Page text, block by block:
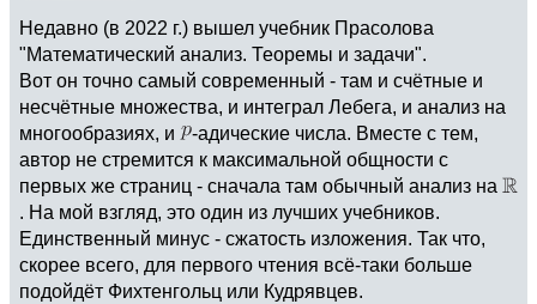
Недавно (в 2022 г.) вышел учебник Прасолова
"Математический анализ. Теоремы и задачи".
Вот он точно самый современный - там и счётные и
несчётные множества, и интеграл Лебега, и анализ на
многообразиях, и
-адические числа. Вместе с тем,
автор не стремится к максимальной общности с
первых же страниц - сначала там обычный анализ на
. На мой взгляд, это один из лучших учебников.
Единственный минус - сжатость изложения. Так что,
скорее всего, для первого чтения всё-таки больше
подойдёт Фихтенгольц или Кудрявцев.